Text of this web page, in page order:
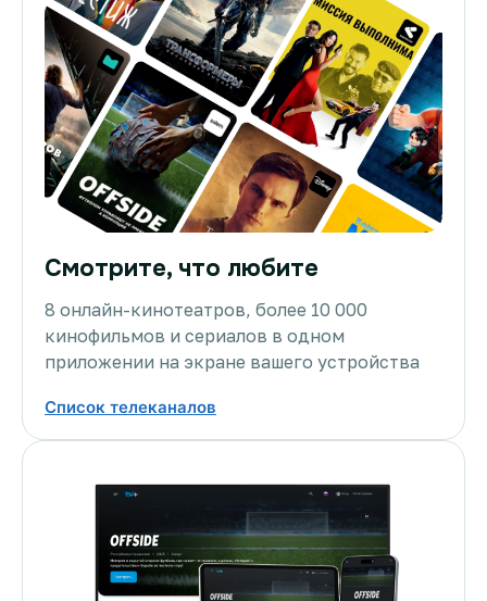
Смотрите, что любите
8 онлайн-кинотеатров, более 10 000
кинофильмов и сериалов в одном
приложении на экране вашего устройства
Список телеканалов